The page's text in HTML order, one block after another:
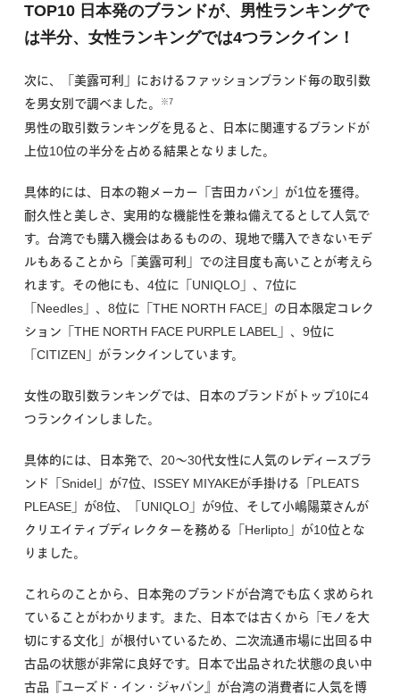
TOP10 日本発のブランドが、男性ランキングで
は半分、女性ランキングでは4つランクイン！
次に、 「美露可利」におけるファッションブランド毎の取引数
を男女別で調べました。 ※7
男性の取引数ランキングを見ると、日本に関連するブランドが
上位10位の半分を占める結果となりました。
具体的には、日本の鞄メーカー「吉田カバン」が1位を獲得。
耐久性と美しさ、実用的な機能性を兼ね備えてるとして人気で
す。台湾でも購入機会はあるものの、現地で購入できないモデ
ルもあることから「美露可利」での注目度も高いことが考えら
れます。その他にも、4位に「UNIQLO」、7位に
「Needles」、8位に「THE NORTH FACE」の日本限定コレク
ション「THE NORTH FACE PURPLE LABEL」、9位に
「CITIZEN」がランクインしています。
女性の取引数ランキングでは、日本のブランドがトップ10に4
つランクインしました。
具体的には、日本発で、20～30代女性に人気のレディースブラ
ンド「Snidel」が7位、ISSEY MIYAKEが手掛ける「PLEATS
PLEASE」が8位、「UNIQLO」が9位、そして小嶋陽菜さんが
クリエイティブディレクターを務める「Herlipto」が10位とな
りました。
これらのことから、日本発のブランドが台湾でも広く求められ
ていることがわかります。また、日本では古くから「モノを大
切にする文化」が根付いているため、二次流通市場に出回る中
古品の状態が非常に良好です。日本で出品された状態の良い中
古品『ユーズド・イン・ジャパン』が台湾の消費者に人気を博